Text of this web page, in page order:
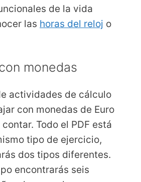
de la vida
las horas del reloj o
monedas
actividades de cálculo
con monedas de Euro
Todo el PDF está
tipo de ejercicio,
dos tipos diferentes.
encontrarás seis